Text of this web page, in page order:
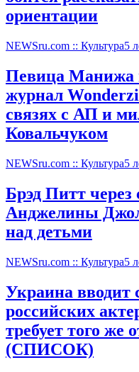
ориентации
NEWSru.com :: Культура5
Певица Манижа
журнал
связях с АП и
Ковальчуком
NEWSru.com :: Культура5
Брэд Питт через
Анджелины
над детьми
NEWSru.com :: Культура5
Украина вводит
российских
требует того
(СПИСОК)